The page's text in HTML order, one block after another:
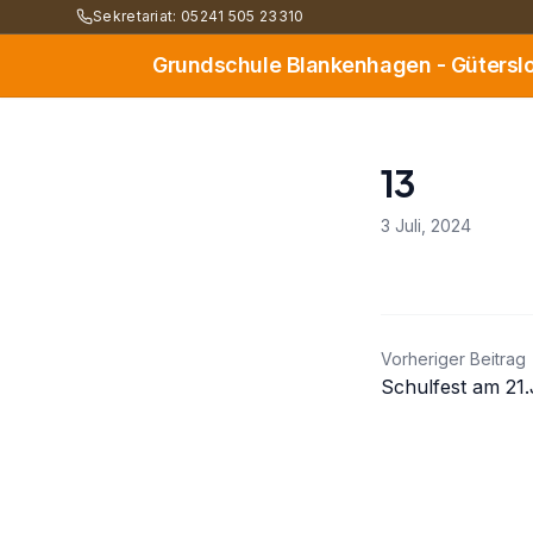
Sekretariat: 05241 505 23310
Grundschule Blankenhagen -
13
3 Juli, 2024
Vorheriger Beitrag
Schulfest am